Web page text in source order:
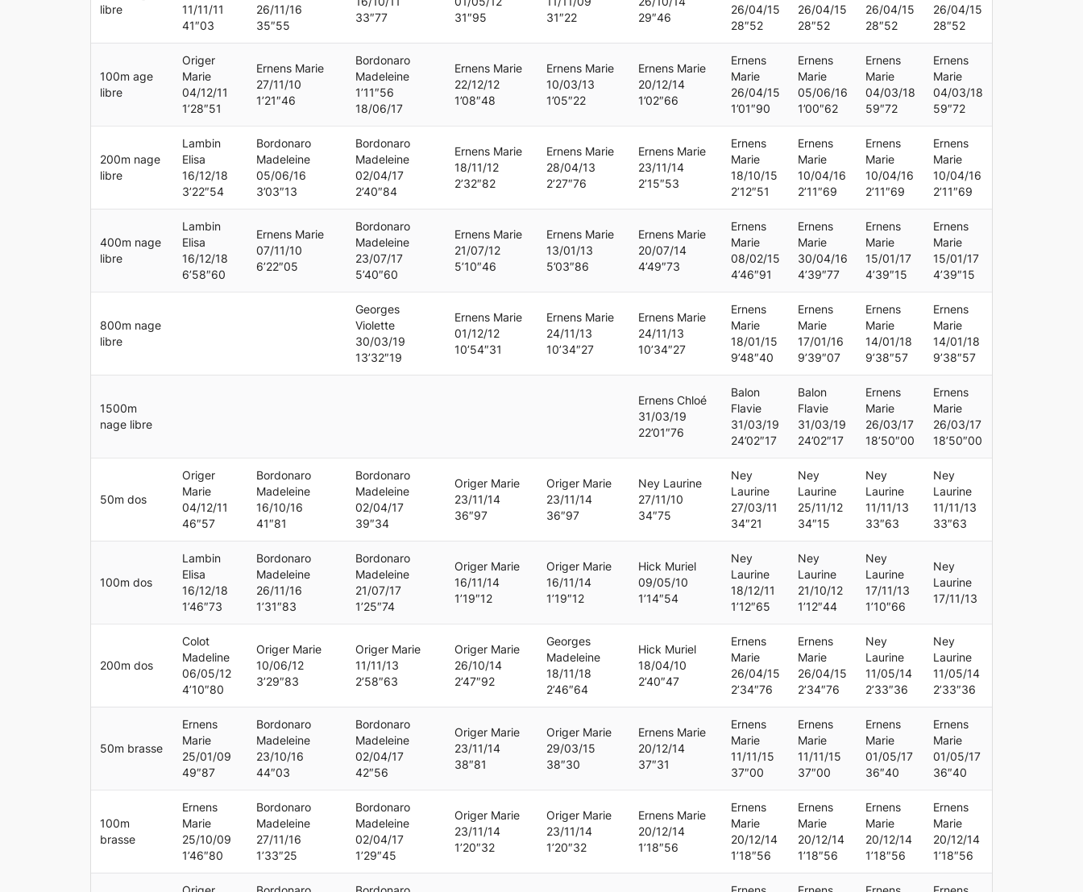
libre
11/11/11
41″03
26/11/16
35″55
33″77
31″95
31″22
29″46
26/04/15
28″52
26/04/15
28″52
26/04/15
28″52
26/04/15
28″52
100m age
libre
Origer
Marie
04/12/11
1’28″51
Ernens Marie
27/11/10
1’21″46
Bordonaro
Madeleine
1’11″56
18/06/17
Ernens Marie
22/12/12
1’08″48
Ernens Marie
10/03/13
1’05″22
Ernens Marie
20/12/14
1’02″66
Ernens
Marie
26/04/15
1’01″90
Ernens
Marie
05/06/16
1’00″62
Ernens
Marie
04/03/18
59″72
Ernens
Marie
04/03/18
59″72
200m nage
libre
Lambin
Elisa
16/12/18
3’22″54
Bordonaro
Madeleine
05/06/16
3’03″13
Bordonaro
Madeleine
02/04/17
2’40″84
Ernens Marie
18/11/12
2’32″82
Ernens Marie
28/04/13
2’27″76
Ernens Marie
23/11/14
2’15″53
Ernens
Marie
18/10/15
2’12″51
Ernens
Marie
10/04/16
2’11″69
Ernens
Marie
10/04/16
2’11″69
Ernens
Marie
10/04/16
2’11″69
400m nage
libre
Lambin
Elisa
16/12/18
6’58″60
Ernens Marie
07/11/10
6’22″05
Bordonaro
Madeleine
23/07/17
5’40″60
Ernens Marie
21/07/12
5’10″46
Ernens Marie
13/01/13
5’03″86
Ernens Marie
20/07/14
4’49″73
Ernens
Marie
08/02/15
4’46″91
Ernens
Marie
30/04/16
4’39″77
Ernens
Marie
15/01/17
4’39″15
Ernens
Marie
15/01/17
4’39″15
800m nage
libre
Georges
Violette
30/03/19
13’32″19
Ernens Marie
01/12/12
10’54″31
Ernens Marie
24/11/13
10’34″27
Ernens Marie
24/11/13
10’34″27
Ernens
Marie
18/01/15
9’48″40
Ernens
Marie
17/01/16
9’39″07
Ernens
Marie
14/01/18
9’38″57
Ernens
Marie
14/01/18
9’38″57
1500m
nage libre
Ernens Chloé
31/03/19
22’01″76
Balon
Flavie
31/03/19
24’02″17
Balon
Flavie
31/03/19
24’02″17
Ernens
Marie
26/03/17
18’50″00
Ernens
Marie
26/03/17
18’50″00
50m dos
Origer
Marie
04/12/11
46″57
Bordonaro
Madeleine
16/10/16
41″81
Bordonaro
Madeleine
02/04/17
39″34
Origer Marie
23/11/14
36″97
Origer Marie
23/11/14
36″97
Ney Laurine
27/11/10
34″75
Ney
Laurine
27/03/11
34″21
Ney
Laurine
25/11/12
34″15
Ney
Laurine
11/11/13
33″63
Ney
Laurine
11/11/13
33″63
100m dos
Lambin
Elisa
16/12/18
1’46″73
Bordonaro
Madeleine
26/11/16
1’31″83
Bordonaro
Madeleine
21/07/17
1’25″74
Origer Marie
16/11/14
1’19″12
Origer Marie
16/11/14
1’19″12
Hick Muriel
09/05/10
1’14″54
Ney
Laurine
18/12/11
1’12″65
Ney
Laurine
21/10/12
1’12″44
Ney
Laurine
17/11/13
1’10″66
Ney
Laurine
17/11/13
200m dos
Colot
Madeline
06/05/12
4’10″80
Origer Marie
10/06/12
3’29″83
Origer Marie
11/11/13
2’58″63
Origer Marie
26/10/14
2’47″92
Georges
Madeleine
18/11/18
2’46″64
Hick Muriel
18/04/10
2’40″47
Ernens
Marie
26/04/15
2’34″76
Ernens
Marie
26/04/15
2’34″76
Ney
Laurine
11/05/14
2’33″36
Ney
Laurine
11/05/14
2’33″36
50m brasse
Ernens
Marie
25/01/09
49″87
Bordonaro
Madeleine
23/10/16
44″03
Bordonaro
Madeleine
02/04/17
42″56
Origer Marie
23/11/14
38″81
Origer Marie
29/03/15
38″30
Ernens Marie
20/12/14
37″31
Ernens
Marie
11/11/15
37″00
Ernens
Marie
11/11/15
37″00
Ernens
Marie
01/05/17
36″40
Ernens
Marie
01/05/17
36″40
100m
brasse
Ernens
Marie
25/10/09
1’46″80
Bordonaro
Madeleine
27/11/16
1’33″25
Bordonaro
Madeleine
02/04/17
1’29″45
Origer Marie
23/11/14
1’20″32
Origer Marie
23/11/14
1’20″32
Ernens Marie
20/12/14
1’18″56
Ernens
Marie
20/12/14
1’18″56
Ernens
Marie
20/12/14
1’18″56
Ernens
Marie
20/12/14
1’18″56
Ernens
Marie
20/12/14
1’18″56